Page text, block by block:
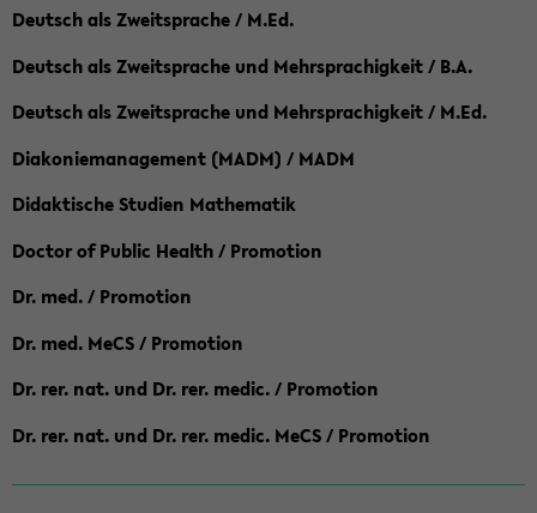
Deutsch als Zweitsprache / M.Ed.
Deutsch als Zweitsprache und Mehrsprachigkeit / B.A.
Deutsch als Zweitsprache und Mehrsprachigkeit / M.Ed.
Diakoniemanagement (MADM) / MADM
Didaktische Studien Mathematik
Doctor of Public Health / Promotion
Dr. med. / Promotion
Dr. med. MeCS / Promotion
Dr. rer. nat. und Dr. rer. medic. / Promotion
Dr. rer. nat. und Dr. rer. medic. MeCS / Promotion